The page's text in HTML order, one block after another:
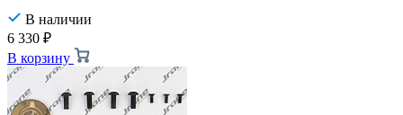
В наличии
6 330 ₽
В корзину